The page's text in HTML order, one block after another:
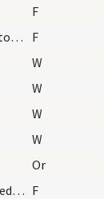
F
Ut Dominus coniungat eos in sanctorum matrimonial… F
W
W
W
W
Or
Postea aspergat anulum aqua benedicta. Deinde spo… F